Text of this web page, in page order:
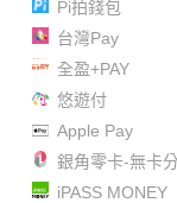
Pi拍錢包
台灣Pay
全盈+PAY
悠遊付
Apple Pay
銀角零卡-無卡
iPASS MONEY